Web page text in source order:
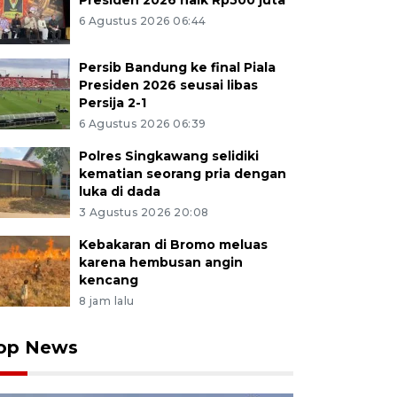
6 Agustus 2026 06:44
Persib Bandung ke final Piala
Presiden 2026 seusai libas
Persija 2-1
6 Agustus 2026 06:39
Polres Singkawang selidiki
kematian seorang pria dengan
luka di dada
3 Agustus 2026 20:08
Kebakaran di Bromo meluas
karena hembusan angin
kencang
8 jam lalu
News